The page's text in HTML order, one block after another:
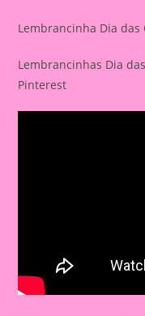
Lembrancinha Dia
Lembrancinhas Dia
Pinterest